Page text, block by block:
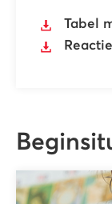
Tabel